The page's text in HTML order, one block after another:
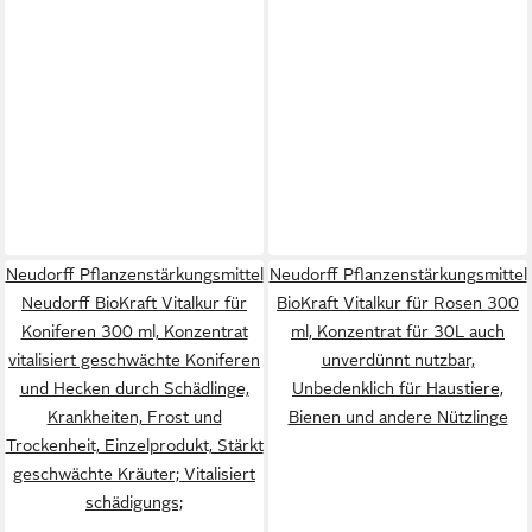
Neudorff Pflanzenstärkungsmittel
Neudorff BioKraft Vitalkur für
Koniferen 300 ml, Konzentrat
vitalisiert geschwächte Koniferen
und Hecken durch Schädlinge,
Krankheiten, Frost und
Trockenheit, Einzelprodukt, Stärkt
geschwächte Kräuter; Vitalisiert
schädigungs;
Neudorff Pflanzenstärkungsmittel
BioKraft Vitalkur für Rosen 300
ml, Konzentrat für 30L auch
unverdünnt nutzbar,
Unbedenklich für Haustiere,
Bienen und andere Nützlinge